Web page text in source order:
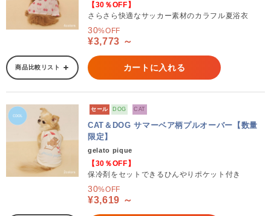
【30％OFF】
さらさら快適なサッカー素材のカラフル夏浴衣
30%OFF
¥3,773 ～
商品比較リスト カートに入れる
セール DOG CAT
CAT＆DOG サマーベア柄プルオーバー【数量
限定】
gelato pique
【30％OFF】
保冷剤をセットできるひんやりポケット付き
30%OFF
¥3,619 ～